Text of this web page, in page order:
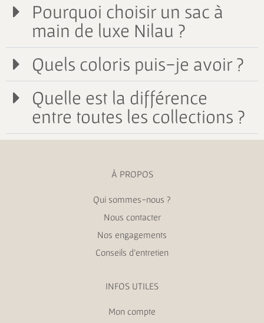
Pourquoi choisir un sac à
main de luxe Nilau ?
Quels coloris puis-je avoir ?
Quelle est la différence
entre toutes les collections ?
À PROPOS
Qui sommes-nous ?
Nous contacter
Nos engagements
Conseils d’entretien
INFOS UTILES
Mon compte